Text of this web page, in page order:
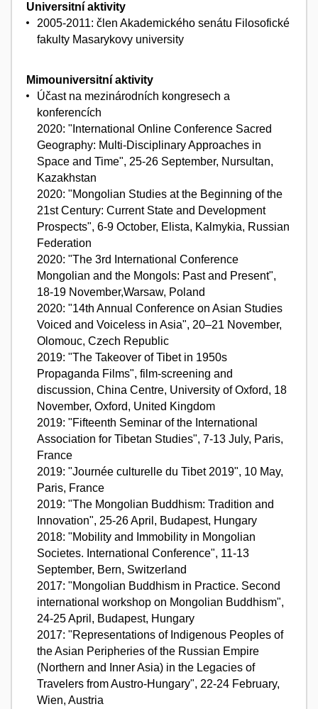
Universitní aktivity
2005-2011: člen Akademického senátu Filosofické
fakulty Masarykovy university
Mimouniversitní aktivity
Účast na mezinárodních kongresech a
konferencích
2020: "International Online Conference Sacred
Geography: Multi-Disciplinary Approaches in
Space and Time", 25-26 September, Nursultan,
Kazakhstan
2020: "Mongolian Studies at the Beginning of the
21st Century: Current State and Development
Prospects", 6-9 October, Elista, Kalmykia, Russian
Federation
2020: "The 3rd International Conference
Mongolian and the Mongols: Past and Present",
18-19 November,Warsaw, Poland
2020: "14th Annual Conference on Asian Studies
Voiced and Voiceless in Asia", 20–21 November,
Olomouc, Czech Republic
2019: "The Takeover of Tibet in 1950s
Propaganda Films", film-screening and
discussion, China Centre, University of Oxford, 18
November, Oxford, United Kingdom
2019: "Fifteenth Seminar of the International
Association for Tibetan Studies", 7-13 July, Paris,
France
2019: "Journée culturelle du Tibet 2019", 10 May,
Paris, France
2019: "The Mongolian Buddhism: Tradition and
Innovation", 25-26 April, Budapest, Hungary
2018: "Mobility and Immobility in Mongolian
Societes. International Conference", 11-13
September, Bern, Switzerland
2017: "Mongolian Buddhism in Practice. Second
international workshop on Mongolian Buddhism",
24-25 April, Budapest, Hungary
2017: "Representations of Indigenous Peoples of
the Asian Peripheries of the Russian Empire
(Northern and Inner Asia) in the Legacies of
Travelers from Austro-Hungary", 22-24 February,
Wien, Austria